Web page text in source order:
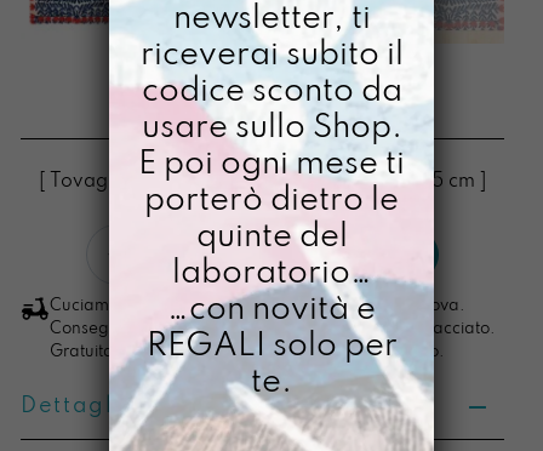
ETTA AMICHE
€ 20,00
[ Tovaglietta Tovaglietta Americana: 34 X 45 cm ]
quantità
LO VOGLIO
Cuciamo ogni ordine nel nostro laboratorio di Padova.
Consegna in 4/5 giorni lavorativi, pacco sempre tracciato.
Gratuita per ordini di importo superiore ai 100 euro.
Dettagli prodotto
newsletter, ti
riceverai subito il
codice sconto da
usare sullo Shop.
E poi ogni mese ti
porterò dietro le
quinte del
laboratorio…
…con novità e
REGALI solo per
te.